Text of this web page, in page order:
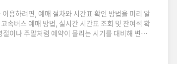
용하려면, 예매 절차와 시간표 확인 방법을 미리 알
속버스 예매 방법, 실시간 시간표 조회 및 잔여석 확
이나 주말처럼 예약이 몰리는 시기를 대비해 변경
기 고속버스 예매와 시간표 조회방법진주고속버스